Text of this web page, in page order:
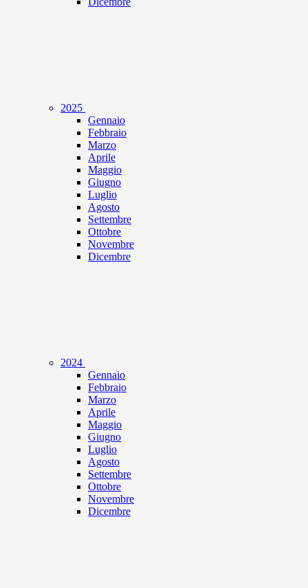
2025
Gennaio
Febbraio
Marzo
Aprile
Maggio
Giugno
Luglio
Agosto
Settembre
Ottobre
Novembre
Dicembre
2024
Gennaio
Febbraio
Marzo
Aprile
Maggio
Giugno
Luglio
Agosto
Settembre
Ottobre
Novembre
Dicembre